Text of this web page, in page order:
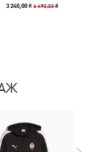
3 240,00 ₴6 490,00 ₴